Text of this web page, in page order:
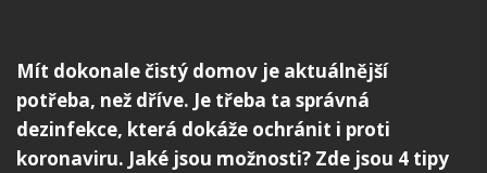
Mít dokonale čistý domov je aktuálnější
potřeba, než dříve. Je třeba ta správná
dezinfekce, která dokáže ochránit i proti
koronaviru. Jaké jsou možnosti? Zde jsou 4 tipy